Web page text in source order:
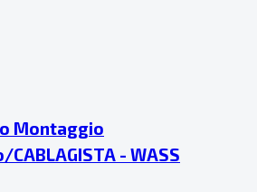
Montaggio
- WASS